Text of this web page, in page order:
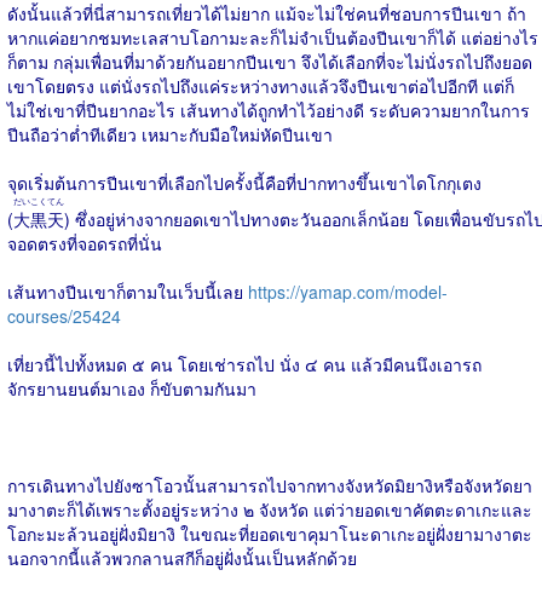
ดังนั้นแล้วที่นี่สามารถเที่ยวได้ไม่ยาก แม้จะไม่ใช่คนที่ชอบการปีนเขา ถ้า
หากแค่อยากชมทะเลสาบโอกามะละก็ไม่จำเป็นต้องปีนเขาก็ได้ แต่อย่างไร
ก็ตาม กลุ่มเพื่อนที่มาด้วยกันอยากปีนเขา จึงได้เลือกที่จะไม่นั่งรถไปถึงยอด
เขาโดยตรง แต่นั่งรถไปถึงแค่ระหว่างทางแล้วจึงปีนเขาต่อไปอีกที แต่ก็
ไม่ใช่เขาที่ปีนยากอะไร เส้นทางได้ถูกทำไว้อย่างดี ระดับความยากในการ
ปีนถือว่าต่ำทีเดียว เหมาะกับมือใหม่หัดปีนเขา
จุดเริ่มต้นการปีนเขาที่เลือกไปครั้งนี้คือที่ปากทางขึ้นเขาไดโกกุเตง
(大黒天
だいこくてん
) ซึ่งอยู่ห่างจากยอดเขาไปทางตะวันออกเล็กน้อย โดยเพื่อนขับรถไ
จอดตรงที่จอดรถที่นั่น
เส้นทางปีนเขาก็ตามในเว็บนี้เลย https://yamap.com/model-
courses/25424
เที่ยวนี้ไปทั้งหมด ๕ คน โดยเช่ารถไป นั่ง ๔ คน แล้วมีคนนึงเอารถ
จักรยานยนต์มาเอง ก็ขับตามกันมา
การเดินทางไปยังซาโอวนั้นสามารถไปจากทางจังหวัดมิยางิหรือจังหวัดยา
มางาตะก็ได้เพราะตั้งอยู่ระหว่าง ๒ จังหวัด แต่ว่ายอดเขาคัตตะดาเกะและ
โอกะมะล้วนอยู่ฝั่งมิยางิ ในขณะที่ยอดเขาคุมาโนะดาเกะอยู่ฝั่งยามางาตะ
นอกจากนี้แล้วพวกลานสกีก็อยู่ฝั่งนั้นเป็นหลักด้วย